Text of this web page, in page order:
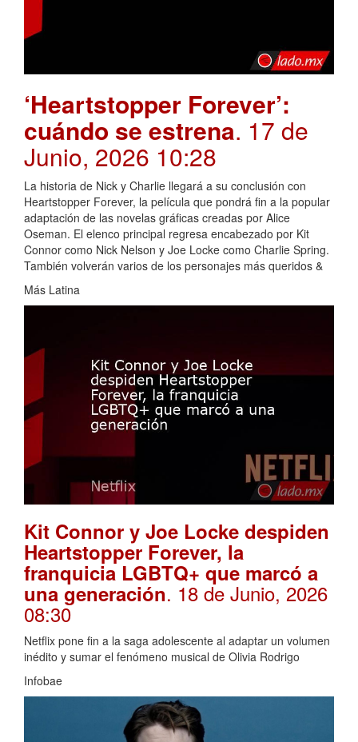
‘Heartstopper Forever’:
cuándo se estrena. 17 de
Junio, 2026 10:28
La historia de Nick y Charlie llegará a su conclusión con
Heartstopper Forever, la película que pondrá fin a la popular
adaptación de las novelas gráficas creadas por Alice
Oseman. El elenco principal regresa encabezado por Kit
Connor como Nick Nelson y Joe Locke como Charlie Spring.
También volverán varios de los personajes más queridos &
Más Latina
Kit Connor y Joe Locke despiden
Heartstopper Forever, la
franquicia LGBTQ+ que marcó a
una generación. 18 de Junio, 2026
08:30
Netflix pone fin a la saga adolescente al adaptar un volumen
inédito y sumar el fenómeno musical de Olivia Rodrigo
Infobae